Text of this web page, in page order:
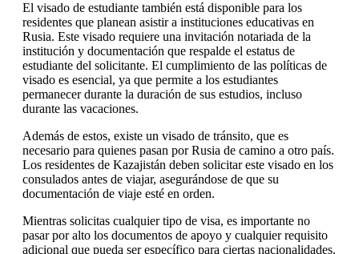
El visado de estudiante también está disponible para los
residentes que planean asistir a instituciones educativas en
Rusia. Este visado requiere una invitación notariada de la
institución y documentación que respalde el estatus de
estudiante del solicitante. El cumplimiento de las políticas de
visado es esencial, ya que permite a los estudiantes
permanecer durante la duración de sus estudios, incluso
durante las vacaciones.
Además de estos, existe un visado de tránsito, que es
necesario para quienes pasan por Rusia de camino a otro país.
Los residentes de Kazajistán deben solicitar este visado en los
consulados antes de viajar, asegurándose de que su
documentación de viaje esté en orden.
Mientras solicitas cualquier tipo de visa, es importante no
pasar por alto los documentos de apoyo y cualquier requisito
adicional que pueda ser específico para ciertas nacionalidades.